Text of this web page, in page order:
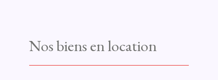
Nos biens en location